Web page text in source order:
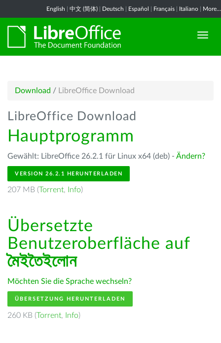
English 中文 (简体) Deutsch Español Français Italiano More...
Download / LibreOffice Download
LibreOffice Download
Hauptprogramm
Gewählt: LibreOffice 26.2.1 für Linux x64 (deb) - Ändern?
VERSION 26.2.1 HERUNTERLADEN
207 MB (Torrent, Info)
Übersetzte
Benutzeroberfläche auf
মৈইতৈইলোন
Möchten Sie die Sprache wechseln?
ÜBERSETZUNG HERUNTERLADEN
260 KB (Torrent, Info)